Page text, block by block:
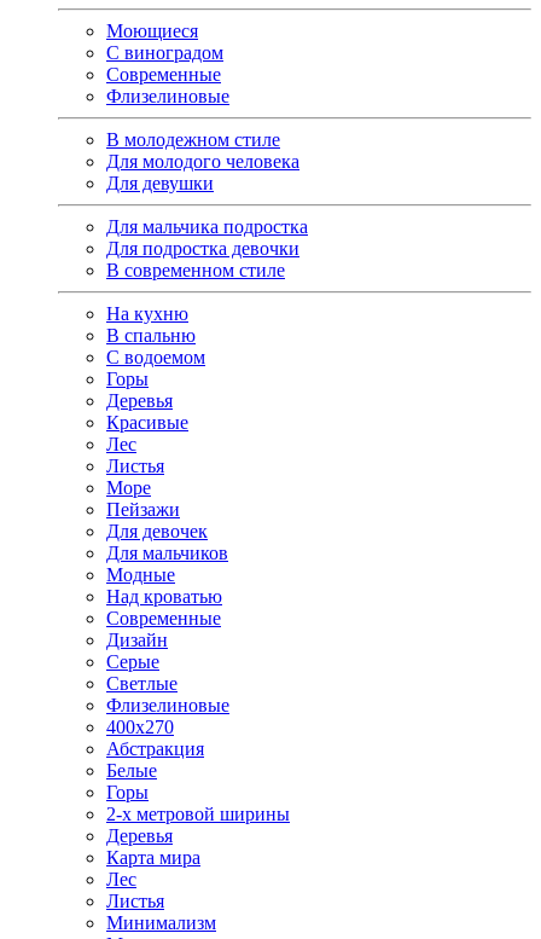
Моющиеся
С виноградом
Современные
Флизелиновые
В молодежном стиле
Для молодого человека
Для девушки
Для мальчика подростка
Для подростка девочки
В современном стиле
На кухню
В спальню
С водоемом
Горы
Деревья
Красивые
Лес
Листья
Море
Пейзажи
Для девочек
Для мальчиков
Модные
Над кроватью
Современные
Дизайн
Серые
Светлые
Флизелиновые
400х270
Абстракция
Белые
Горы
2-х метровой ширины
Деревья
Карта мира
Лес
Листья
Минимализм